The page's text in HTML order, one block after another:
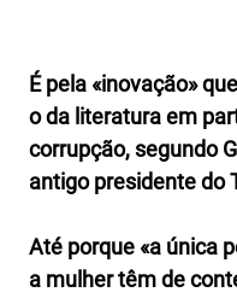
É pela «inovação»
o da literatura em
corrupção, segundo
antigo presidente do
Até porque «a única
a mulher têm de